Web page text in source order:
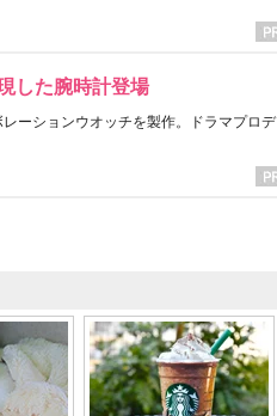
した腕時計登場
ーションウオッチを製作。ドラマプロデ